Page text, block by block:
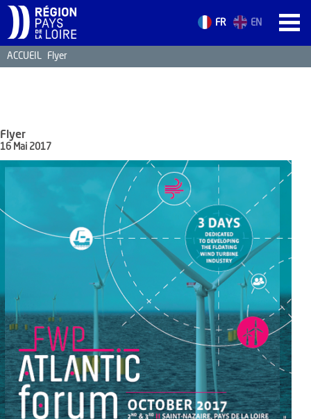
FR EN
ACTUALITÉS
CONTACT
FORMATION
EMPLOI
ACCUEIL Flyer
Flyer
16 Mai 2017